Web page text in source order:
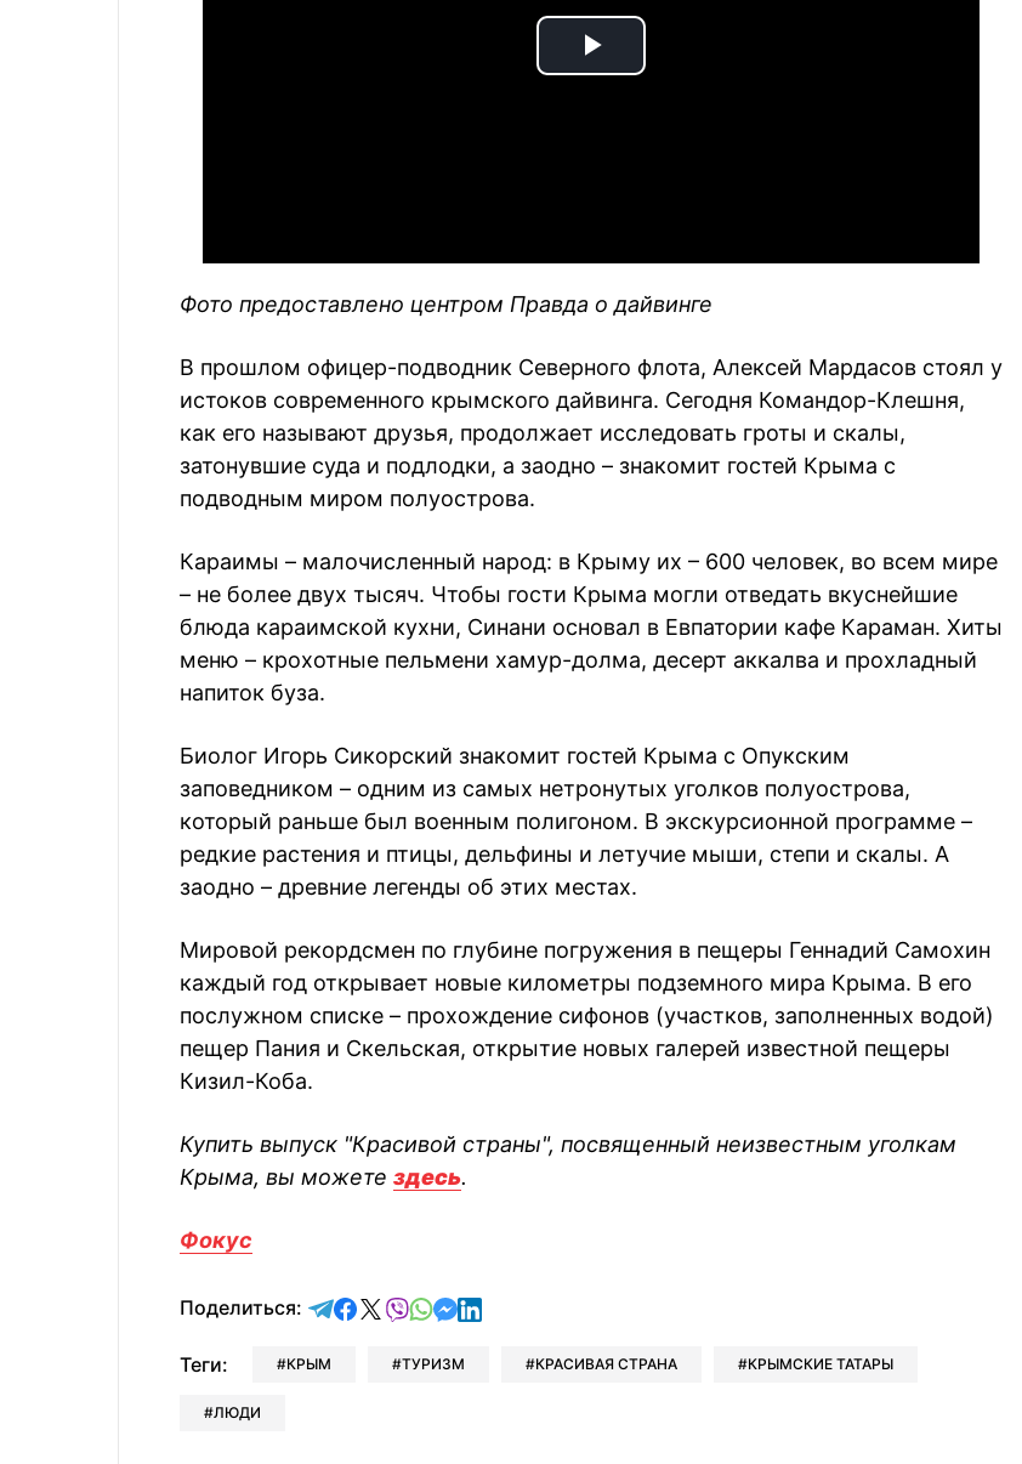
Play
Фото предоставлено центром Правда о дайвинге
В прошлом офицер-подводник Северного флота, Алексей Мардасов стоял у
истоков современного крымского дайвинга. Сегодня Командор-Клешня,
как его называют друзья, продолжает исследовать гроты и скалы,
затонувшие суда и подлодки, а заодно – знакомит гостей Крыма с
подводным миром полуострова.
Караимы – малочисленный народ: в Крыму их – 600 человек, во всем мире
– не более двух тысяч. Чтобы гости Крыма могли отведать вкуснейшие
блюда караимской кухни, Синани основал в Евпатории кафе Караман. Хиты
меню – крохотные пельмени хамур-долма, десерт аккалва и прохладный
напиток буза.
Биолог Игорь Сикорский знакомит гостей Крыма с Опукским
заповедником – одним из самых нетронутых уголков полуострова,
который раньше был военным полигоном. В экскурсионной программе –
редкие растения и птицы, дельфины и летучие мыши, степи и скалы. А
заодно – древние легенды об этих местах.
Мировой рекордсмен по глубине погружения в пещеры Геннадий Самохин
каждый год открывает новые километры подземного мира Крыма. В его
послужном списке – прохождение сифонов (участков, заполненных водой)
пещер Пания и Скельская, открытие новых галерей известной пещеры
Кизил-Коба.
Купить выпуск "Красивой страны", посвященный неизвестным уголкам
Крыма, вы можете здесь.
Фокус
Поделиться: отправить в Telegram
поделиться в Facebook
поделиться в X
отправить в Viber
отправить в Whatsapp
отправить в Messenger
отправить в LinkedIn
Теги: КРЫМ ТУРИЗМ КРАСИВАЯ СТРАНА КРЫМСКИЕ ТАТАРЫ
ЛЮДИ